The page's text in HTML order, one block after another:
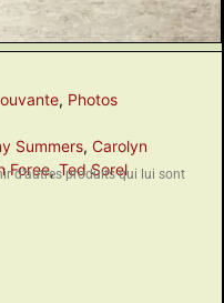
, Photos
Summers, Carolyn
Foree,Ted Sorel
d’autres produits qui lui sont